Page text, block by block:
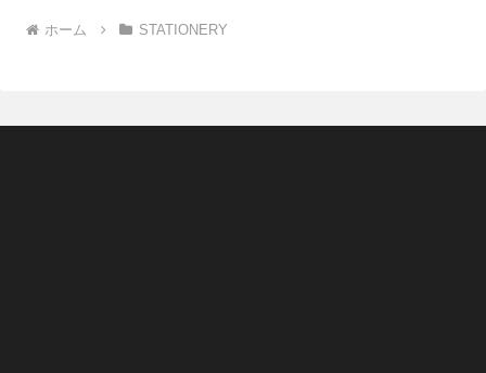
ホーム STATIONERY